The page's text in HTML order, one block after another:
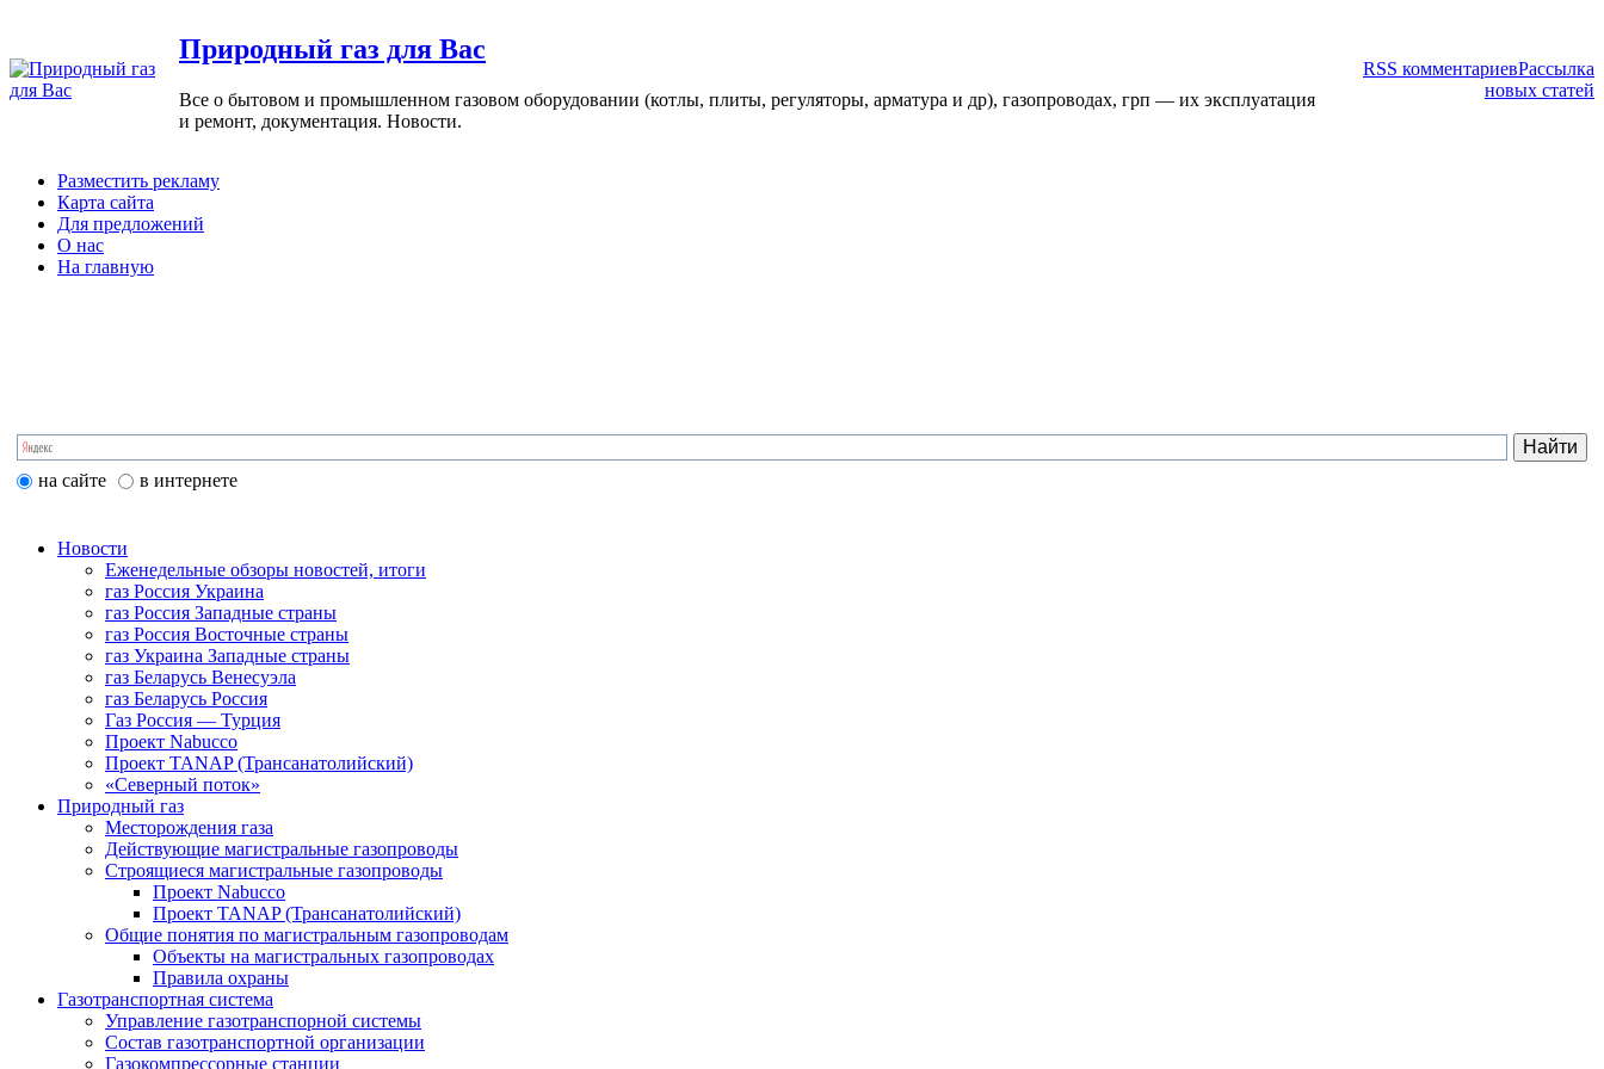
Природный газ для Вас
Все о бытовом и промышленном газовом оборудовании (котлы, плиты, регуляторы, арматура и др), газопроводах, грп — их эксплуатация
и ремонт, документация. Новости.
RSS комментариевРассылка
новых статей
Разместить рекламу
Карта сайта
Для предложений
О нас
На главную
на сайте в интернете
Новости
Еженедельные обзоры новостей, итоги
газ Россия Украина
газ Россия Западные страны
газ Россия Восточные страны
газ Украина Западные страны
газ Беларусь Венесуэла
газ Беларусь Россия
Газ Россия — Турция
Проект Nabucco
Проект TANAP (Трансанатолийский)
«Северный поток»
Природный газ
Месторождения газа
Действующие магистральные газопроводы
Строящиеся магистральные газопроводы
Проект Nabucco
Проект TANAP (Трансанатолийский)
Общие понятия по магистральным газопроводам
Объекты на магистральных газопроводах
Правила охраны
Газотранспортная система
Управление газотранспорной системы
Состав газотранспортной организации
Газокомпрессорные станции